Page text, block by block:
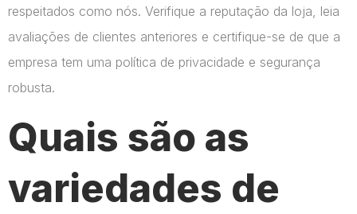
respeitados como nós. Verifique a reputação da loja, leia
avaliações de clientes anteriores e certifique-se de que a
empresa tem uma política de privacidade e segurança
robusta.
Quais são as
variedades de